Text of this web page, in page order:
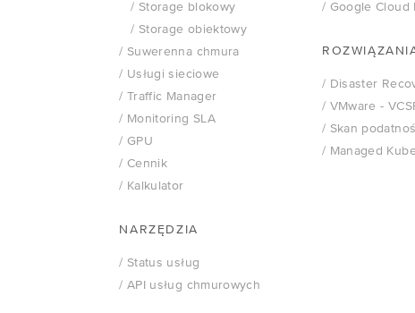
/ Storage blokowy
/ Storage obiektowy
/ Suwerenna chmura
/ Usługi sieciowe
/ Traffic Manager
/ Monitoring SLA
/ GPU
/ Cennik
/ Kalkulator
NARZĘDZIA
/ Status usług
/ API usług chmurowych
/ Google Cloud
/ Disaster
/ VMware -
/ Skan
/ Managed